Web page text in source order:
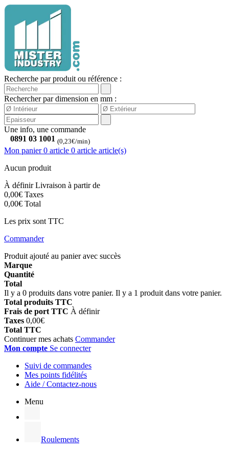
Recherche par produit ou référence :
Rechercher par dimension en mm :
Une info, une commande
0891 03 1001 (0,23€/min)
Mon panier 0 article 0 article article(s)
Aucun produit
À définirLivraison à partir de
0,00€ Taxes
0,00€ Total
Les prix sont TTC
Commander
Produit ajouté au panier avec succès
Marque
Quantité
Total
Il y a 0 produits dans votre panier. Il y a 1 produit dans votre panier.
Total produits TTC
Frais de port TTC À définir
Taxes 0,00€
Total TTC
Continuer mes achats Commander
Mon compte Se connecter
Suivi de commandes
Mes points fidélités
Aide / Contactez-nous
Menu
Roulements